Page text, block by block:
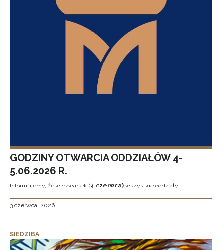
GODZINY OTWARCIA ODDZIAŁÓW 4-
5.06.2026 R.
Informujemy, że w czwartek (4 czerwca) wszystkie oddziały
3 czerwca, 2026
SIEDZIBA